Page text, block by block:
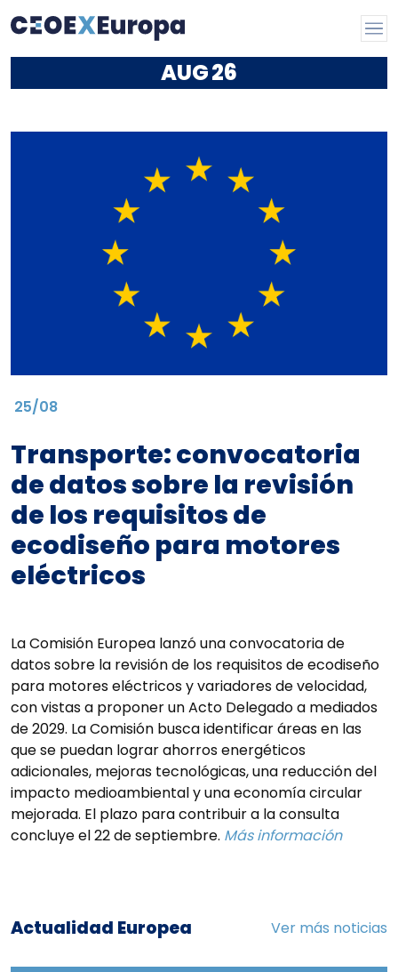
AUG26
25/08
Transporte: convocatoria
de datos sobre la revisión
de los requisitos de
ecodiseño para motores
eléctricos
La Comisión Europea lanzó una convocatoria de
datos sobre la revisión de los requisitos de ecodiseño
para motores eléctricos y variadores de velocidad,
con vistas a proponer un Acto Delegado a mediados
de 2029. La Comisión busca identificar áreas en las
que se puedan lograr ahorros energéticos
adicionales, mejoras tecnológicas, una reducción del
impacto medioambiental y una economía circular
mejorada. El plazo para contribuir a la consulta
concluye el 22 de septiembre. Más información
Actualidad Europea Ver más noticias